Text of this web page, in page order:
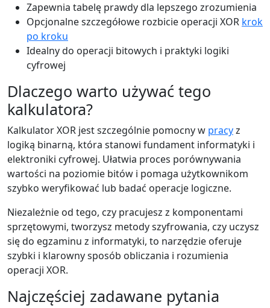
Zapewnia tabelę prawdy dla lepszego zrozumienia
Opcjonalne szczegółowe rozbicie operacji XOR krok
po kroku
Idealny do operacji bitowych i praktyki logiki
cyfrowej
Dlaczego warto używać tego
kalkulatora?
Kalkulator XOR jest szczególnie pomocny w pracyz
logiką binarną, która stanowi fundament informatyki i
elektroniki cyfrowej. Ułatwia proces porównywania
wartości na poziomie bitów i pomaga użytkownikom
szybko weryfikować lub badać operacje logiczne.
Niezależnie od tego, czy pracujesz z komponentami
sprzętowymi, tworzysz metody szyfrowania, czy uczysz
się do egzaminu z informatyki, to narzędzie oferuje
szybki i klarowny sposób obliczania i rozumienia
operacji XOR.
Najczęściej zadawane pytania